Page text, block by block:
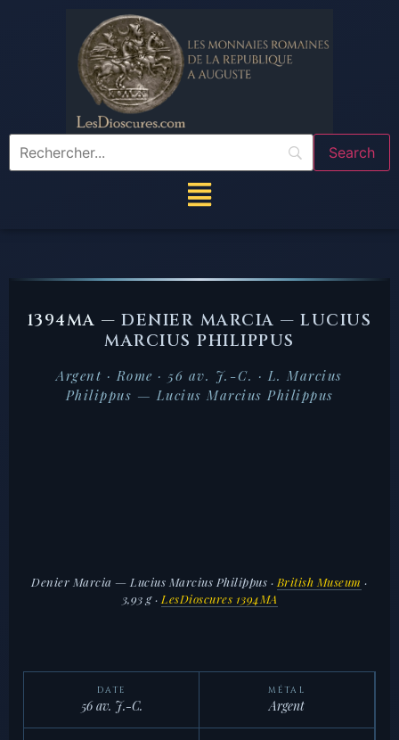
1394MA —DENIER MARCIA — LUCIUS
MARCIUS PHILIPPUS
Argent · Rome · 56 av. J.-C. · L. Marcius
Philippus — Lucius Marcius Philippus
Denier Marcia — Lucius Marcius Philippus · British Museum ·
3,93 g · LesDioscures 1394MA
DATE
56 av. J.-C.
MÉTAL
Argent